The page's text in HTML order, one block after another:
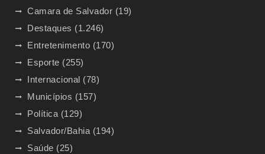
Camara de Salvador (19)
Destaques (1.246)
Entretenimento (170)
Esporte (255)
Internacional (78)
Municípios (157)
Política (129)
Salvador/Bahia (194)
Saúde (25)